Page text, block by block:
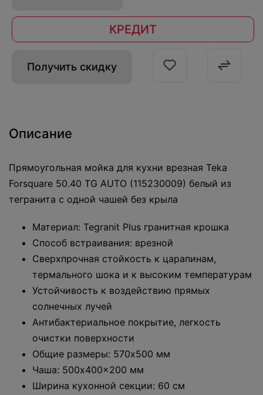
КРЕДИТ
Получить скидку
Описание
Прямоугольная мойка для кухни врезная Teka
Forsquare 50.40 TG AUTO (115230009) белый из
тегранита с одной чашей без крыла
Материал: Tegranit Plus гранитная крошка
Способ встраивания: врезной
Сверхпрочная стойкость к царапинам,
термального шока и к высоким температурам
Устойчивость к воздействию прямых
солнечных лучей
Антибактериальное покрытие, легкость
очистки поверхности
Общие размеры: 570x500 мм
Чаша: 500x400x200 мм
Ширина кухонной секции: 60 см